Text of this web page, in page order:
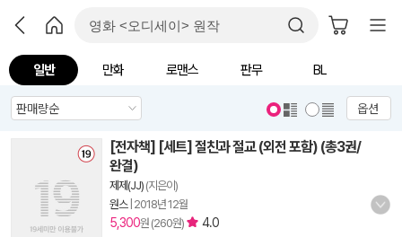
일반 만화 로맨스 판무 BL
옵션
[전자책] [세트] 절친과 절교 (외전 포함) (총3권/
완결)
제제(JJ) (지은이)
원스| 2018년 12월
5,300원 (260원) 4.0